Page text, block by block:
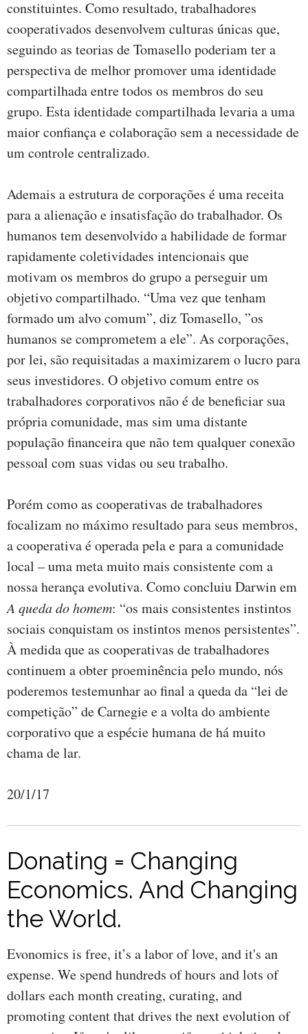
constituintes. Como resultado, trabalhadores
cooperativados desenvolvem culturas únicas que,
seguindo as teorias de Tomasello poderiam ter a
perspectiva de melhor promover uma identidade
compartilhada entre todos os membros do seu
grupo. Esta identidade compartilhada levaria a uma
maior confiança e colaboração sem a necessidade de
um controle centralizado.
Ademais a estrutura de corporações é uma receita
para a alienação e insatisfação do trabalhador. Os
humanos tem desenvolvido a habilidade de formar
rapidamente coletividades intencionais que
motivam os membros do grupo a perseguir um
objetivo compartilhado. “Uma vez que tenham
formado um alvo comum”, diz Tomasello, ”os
humanos se comprometem a ele”. As corporações,
por lei, são requisitadas a maximizarem o lucro para
seus investidores. O objetivo comum entre os
trabalhadores corporativos não é de beneficiar sua
própria comunidade, mas sim uma distante
população financeira que não tem qualquer conexão
pessoal com suas vidas ou seu trabalho.
Porém como as cooperativas de trabalhadores
focalizam no máximo resultado para seus membros,
a cooperativa é operada pela e para a comunidade
local – uma meta muito mais consistente com a
nossa herança evolutiva. Como concluiu Darwin em
A queda do homem: “os mais consistentes instintos
sociais conquistam os instintos menos persistentes”.
À medida que as cooperativas de trabalhadores
continuem a obter proeminência pelo mundo, nós
poderemos testemunhar ao final a queda da “lei de
competição” de Carnegie e a volta do ambiente
corporativo que a espécie humana de há muito
chama de lar.
20/1/17
Donating = Changing
Economics. And Changing
the World.
Evonomics is free, it’s a labor of love, and it's an
expense. We spend hundreds of hours and lots of
dollars each month creating, curating, and
promoting content that drives the next evolution of